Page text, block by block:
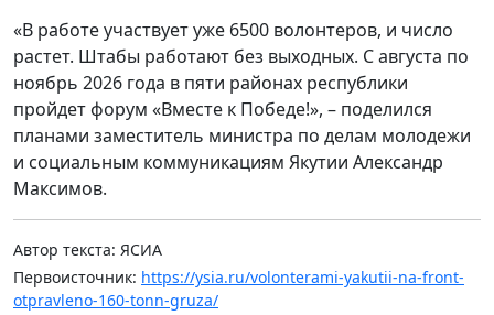
«В работе участвует уже 6500 волонтеров, и число
растет. Штабы работают без выходных. С августа по
ноябрь 2026 года в пяти районах республики
пройдет форум «Вместе к Победе!», – поделился
планами заместитель министра по делам молодежи
и социальным коммуникациям Якутии Александр
Максимов.
Автор текста: ЯСИА
Первоисточник: https://ysia.ru/volonterami-yakutii-na-front-
otpravleno-160-tonn-gruza/